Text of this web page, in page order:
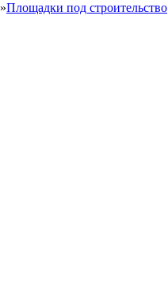
»Площадки под строительство